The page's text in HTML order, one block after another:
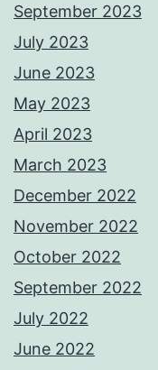
September 2023
July 2023
June 2023
May 2023
April 2023
March 2023
December 2022
November 2022
October 2022
September 2022
July 2022
June 2022